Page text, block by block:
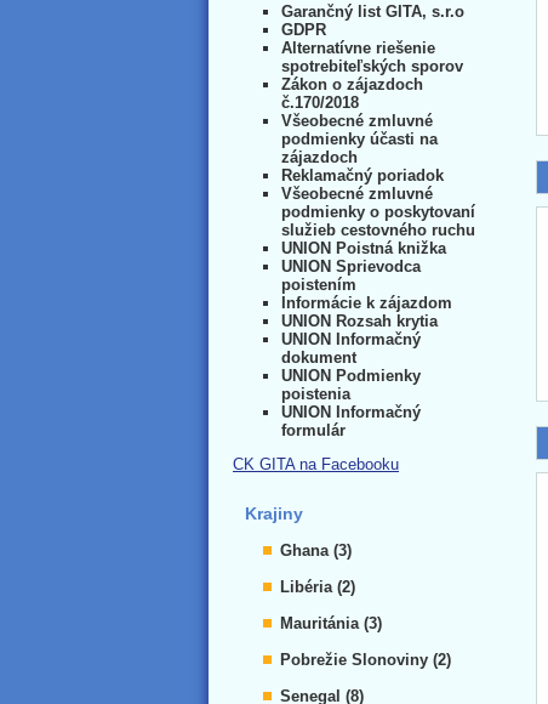
Garančný list GITA, s.r.o
GDPR
Alternatívne riešenie
spotrebiteľských sporov
Zákon o zájazdoch
č.170/2018
Všeobecné zmluvné
podmienky účasti na
zájazdoch
Reklamačný poriadok
Všeobecné zmluvné
podmienky o poskytovaní
služieb cestovného ruchu
UNION Poistná knižka
UNION Sprievodca
poistením
Informácie k zájazdom
UNION Rozsah krytia
UNION Informačný
dokument
UNION Podmienky
poistenia
UNION Informačný
formulár
CK GITA na Facebooku
Krajiny
Ghana (3)
Libéria (2)
Mauritánia (3)
Pobrežie Slonoviny (2)
Senegal (8)